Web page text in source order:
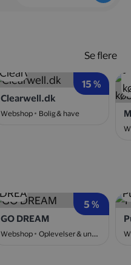
15 %
Clearwell.dk
Webshop
Bolig & have
Se flere
5 %
GO DREAM
Webshop Oplevelser & underholdning